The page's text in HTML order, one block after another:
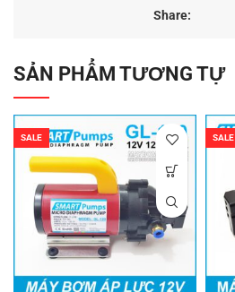
Share:
SẢN PHẨM TƯƠNG TỰ
SALE SALE